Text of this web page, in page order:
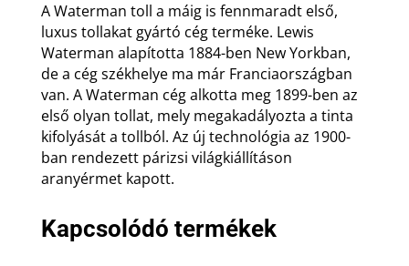
A Waterman toll a máig is fennmaradt első,
luxus tollakat gyártó cég terméke. Lewis
Waterman alapította 1884-ben New Yorkban,
de a cég székhelye ma már Franciaországban
van. A Waterman cég alkotta meg 1899-ben az
első olyan tollat, mely megakadályozta a tinta
kifolyását a tollból. Az új technológia az 1900-
ban rendezett párizsi világkiállításon
aranyérmet kapott.
Kapcsolódó termékek